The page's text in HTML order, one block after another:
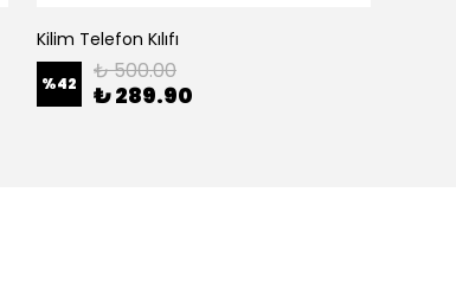
Kilim Telefon Kılıfı
%42 ₺ 500.00
₺ 289.90